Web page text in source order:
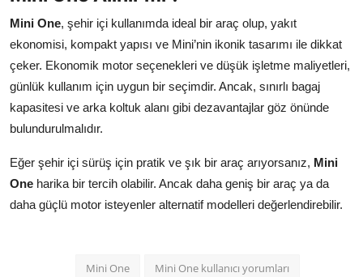
Mini One, şehir içi kullanımda ideal bir araç olup, yakıt
ekonomisi, kompakt yapısı ve Mini’nin ikonik tasarımı ile dikkat
çeker. Ekonomik motor seçenekleri ve düşük işletme maliyetleri,
günlük kullanım için uygun bir seçimdir. Ancak, sınırlı bagaj
kapasitesi ve arka koltuk alanı gibi dezavantajlar göz önünde
bulundurulmalıdır.
Eğer şehir içi sürüş için pratik ve şık bir araç arıyorsanız, Mini
One harika bir tercih olabilir. Ancak daha geniş bir araç ya da
daha güçlü motor isteyenler alternatif modelleri değerlendirebilir.
Mini One Mini One kullanıcı yorumları